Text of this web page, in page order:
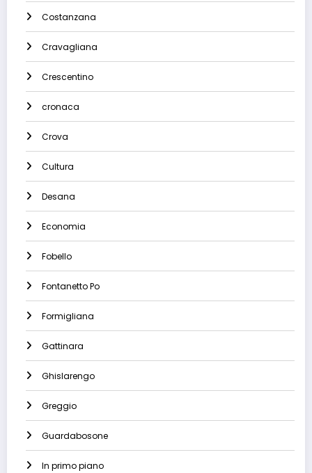
Costanzana
Cravagliana
Crescentino
cronaca
Crova
Cultura
Desana
Economia
Fobello
Fontanetto Po
Formigliana
Gattinara
Ghislarengo
Greggio
Guardabosone
In primo piano